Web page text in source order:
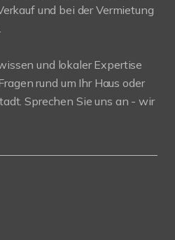
und bei der Vermietung
und lokaler Expertise
rund um Ihr Haus oder
Sprechen Sie uns an - wir